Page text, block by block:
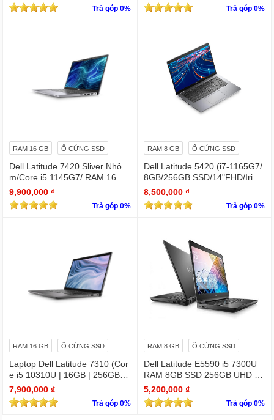
Trả góp 0% Trả góp 0%
RAM 16 GB Ổ CỨNG SSD
Dell Latitude 7420 Sliver Nhô
m/Core i5 1145G7/ RAM 16Gb/
SSD Nvme 512Gb/LCD 14' FH
D 1920 x 1080/ Like new / WIN
bản quyền
9,900,000 ₫
Trả góp 0%
RAM 8 GB Ổ CỨNG SSD
Dell Latitude 5420 (i7-1165G7/
8GB/256GB SSD/14"FHD/Iris X
e Graphics/Win11Pro)
8,500,000 ₫
Trả góp 0%
RAM 16 GB Ổ CỨNG SSD
Laptop Dell Latitude 7310 (Cor
e i5 10310U | 16GB | 256GB | I
ntel UHD | 13.3 FHD Cảm ứng
7,900,000 ₫
Trả góp 0%
RAM 8 GB Ổ CỨNG SSD
Dell Latitude E5590 i5 7300U
RAM 8GB SSD 256GB UHD Gr
aphics 620 15.6 INCH FHD
5,200,000 ₫
Trả góp 0%